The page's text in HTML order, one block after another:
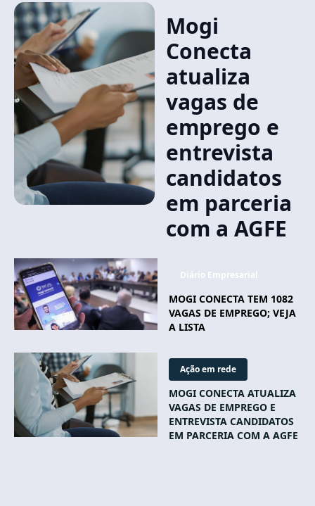
Mogi
Conecta
atualiza
vagas de
emprego e
entrevista
candidatos
em parceria
com a AGFE
Diário Empresarial
MOGI CONECTA TEM 1082
VAGAS DE EMPREGO; VEJA
A LISTA
Ação em rede
MOGI CONECTA ATUALIZA
VAGAS DE EMPREGO E
ENTREVISTA CANDIDATOS
EM PARCERIA COM A AGFE